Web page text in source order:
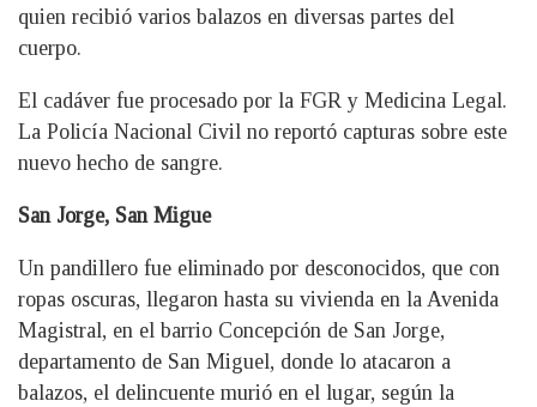
quien recibió varios balazos en diversas partes del
cuerpo.
El cadáver fue procesado por la FGR y Medicina Legal.
La Policía Nacional Civil no reportó capturas sobre este
nuevo hecho de sangre.
San Jorge, San Migue
Un pandillero fue eliminado por desconocidos, que con
ropas oscuras, llegaron hasta su vivienda en la Avenida
Magistral, en el barrio Concepción de San Jorge,
departamento de San Miguel, donde lo atacaron a
balazos, el delincuente murió en el lugar, según la